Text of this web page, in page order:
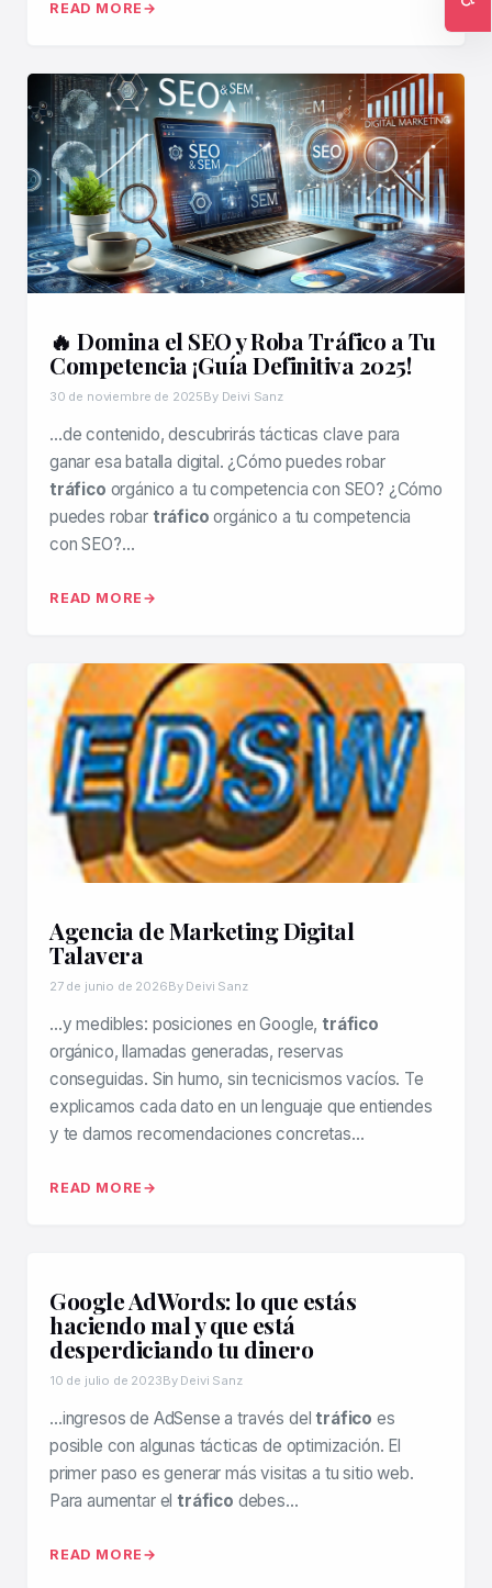
READ MORE
🔥 Domina el SEO y Roba Tráfico a Tu
Competencia ¡Guía Definitiva 2025!
30 de noviembre de 2025By Deivi Sanz
…de contenido, descubrirás tácticas clave para
ganar esa batalla digital. ¿Cómo puedes robar
tráfico orgánico a tu competencia con SEO? ¿Cómo
puedes robar tráfico orgánico a tu competencia
con SEO?…
READ MORE
Agencia de Marketing Digital
Talavera
27 de junio de 2026By Deivi Sanz
…y medibles: posiciones en Google, tráfico
orgánico, llamadas generadas, reservas
conseguidas. Sin humo, sin tecnicismos vacíos. Te
explicamos cada dato en un lenguaje que entiendes
y te damos recomendaciones concretas…
READ MORE
Google AdWords: lo que estás
haciendo mal y que está
desperdiciando tu dinero
10 de julio de 2023By Deivi Sanz
…ingresos de AdSense a través del tráfico es
posible con algunas tácticas de optimización. El
primer paso es generar más visitas a tu sitio web.
Para aumentar el tráfico debes…
READ MORE